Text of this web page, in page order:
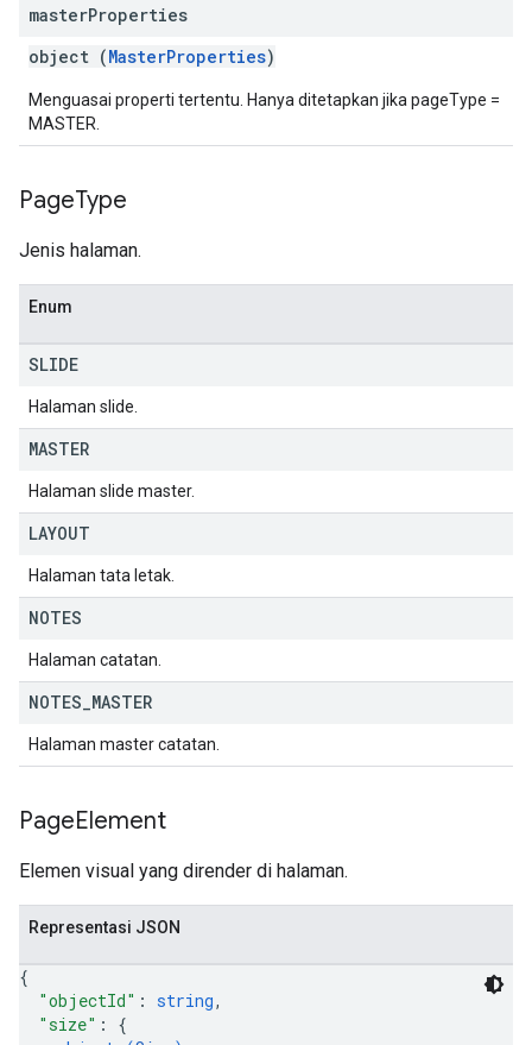
masterProperties
object (MasterProperties)
Menguasai properti tertentu. Hanya ditetapkan jika pageType =
MASTER.
PageType
Jenis halaman.
Enum
SLIDE
Halaman slide.
MASTER
Halaman slide master.
LAYOUT
Halaman tata letak.
NOTES
Halaman catatan.
NOTES MASTER
Halaman master catatan.
PageElement
Elemen visual yang dirender di halaman.
Representasi JSON
{
"objectId" : string,
"size" : {